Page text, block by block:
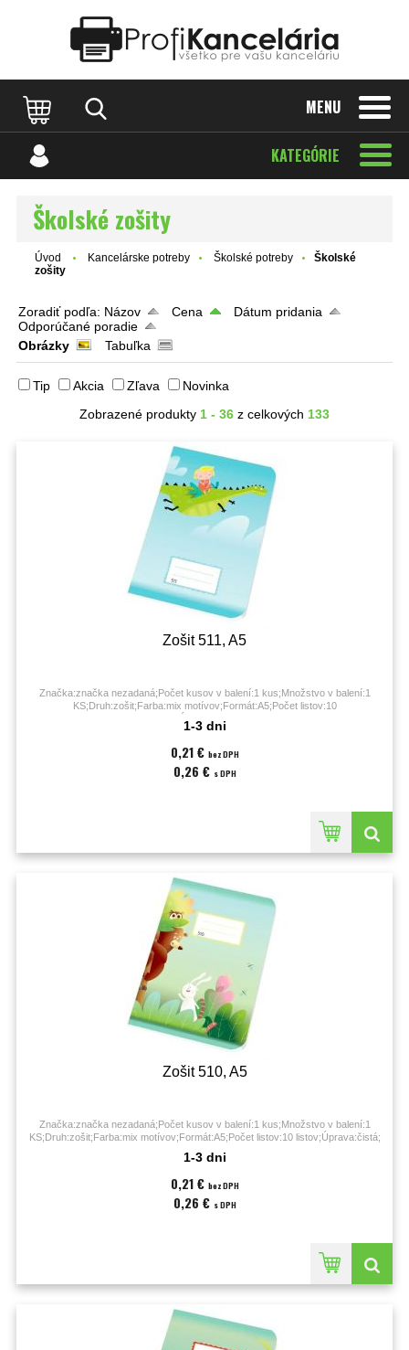
MENU
KATEGÓRIE
Školské zošity
Úvod Kancelárske potreby Školské potreby
Školské
zošity
Zoradiť podľa: Názov Cena
Dátum pridania
Odporúčané poradie
Obrázky
Tabuľka
Tip Akcia Zľava
Novinka
Zobrazené produkty 1 - 36 z celkových 133
Zošit 511, A5
Značka:značka nezadaná;Počet kusov v balení:1 kus;Množstvo v balení:1
KS;Druh:zošit;Farba:mix motívov;Formát:A5;Počet listov:10
1-3 dni
0,21 € bez DPH
0,26 € s DPH
Zošit 510, A5
Značka:značka nezadaná;Počet kusov v balení:1 kus;Množstvo v balení:1
KS;Druh:zošit;Farba:mix motívov;Formát:A5;Počet listov:10 listov;Úprava:čistá;
1-3 dni
0,21 € bez DPH
0,26 € s DPH
Katalóg internetových stránok Designed by Rawpixel.com